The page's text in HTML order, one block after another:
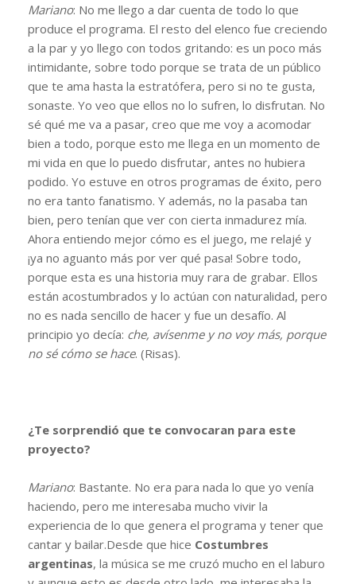
Mariano: No me llego a dar cuenta de todo lo que
produce el programa. El resto del elenco fue creciendo
a la par y yo llego con todos gritando: es un poco más
intimidante, sobre todo porque se trata de un público
que te ama hasta la estratófera, pero si no te gusta,
sonaste. Yo veo que ellos no lo sufren, lo disfrutan. No
sé qué me va a pasar, creo que me voy a acomodar
bien a todo, porque esto me llega en un momento de
mi vida en que lo puedo disfrutar, antes no hubiera
podido. Yo estuve en otros programas de éxito, pero
no era tanto fanatismo. Y además, no la pasaba tan
bien, pero tenían que ver con cierta inmadurez mía.
Ahora entiendo mejor cómo es el juego, me relajé y
¡ya no aguanto más por ver qué pasa! Sobre todo,
porque esta es una historia muy rara de grabar. Ellos
están acostumbrados y lo actúan con naturalidad, pero
no es nada sencillo de hacer y fue un desafío. Al
principio yo decía: che, avísenme y no voy más, porque
no sé cómo se hace. (Risas).
¿Te sorprendió que te convocaran para este
proyecto?
Mariano: Bastante. No era para nada lo que yo venía
haciendo, pero me interesaba mucho vivir la
experiencia de lo que genera el programa y tener que
cantar y bailar.Desde que hice Costumbres
argentinas, la música se me cruzó mucho en el laburo